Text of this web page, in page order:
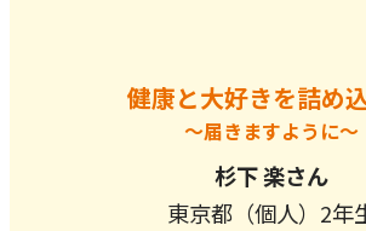
健康と大好きを詰め
～届きますように～
杉下 楽さん
東京都（個人）2年